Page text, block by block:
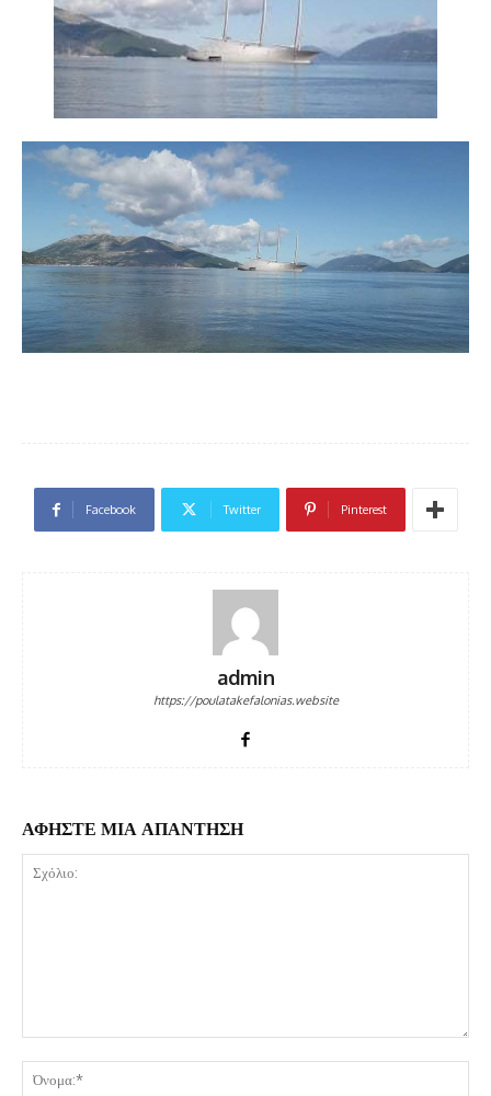
Facebook Twitter Pinterest
admin
https://poulatakefalonias.website
ΑΦΗΣΤΕ ΜΙΑ ΑΠΑΝΤΗΣΗ